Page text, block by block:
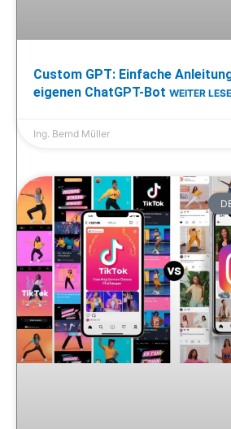
Custom GPT: Einfache
eigenen ChatGPT-Bot WEITER
Ing. Bernd Müller